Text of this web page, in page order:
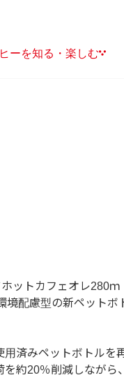
ーを知る・楽しむ
トカフェオレ280ｍ
境配慮型の新ペット
済みペットボトル
を約20％削減しなが